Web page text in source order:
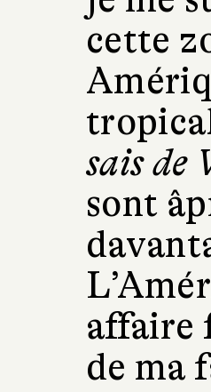
cette
sais de
sont
affaire
de ma